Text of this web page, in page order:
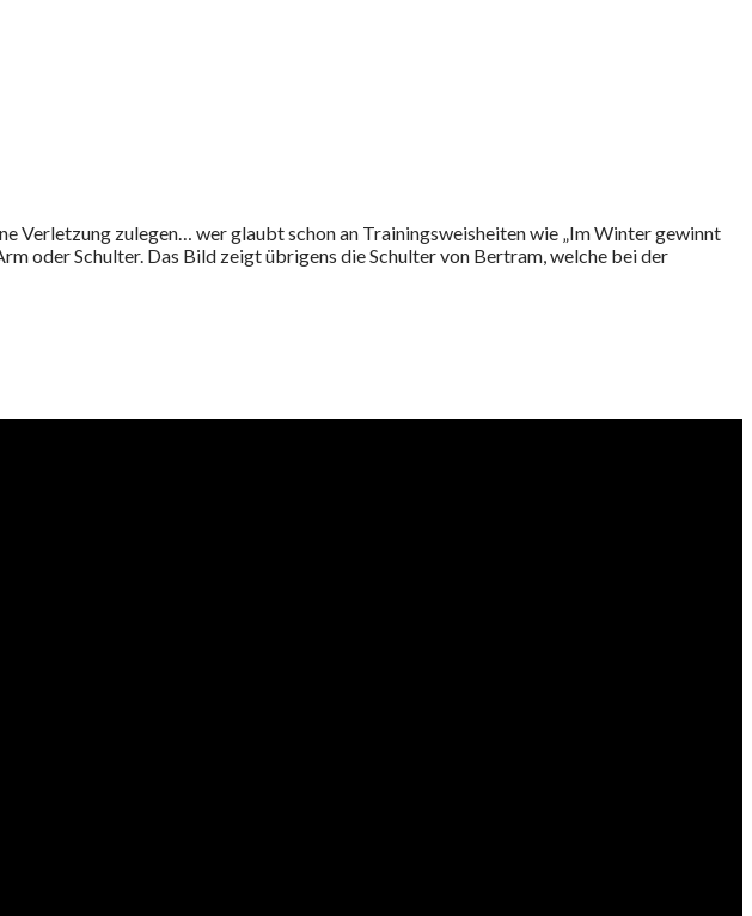
Verletzung zulegen… wer glaubt schon an Trainingsweisheiten wie „Im Winter gewinnt
oder Schulter. Das Bild zeigt übrigens die Schulter von Bertram, welche bei der